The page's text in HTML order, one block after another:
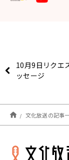
10月9日リクエ
ッセージ
文化放送の記事